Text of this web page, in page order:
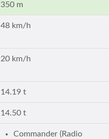
350 m
48 km/h
20 km/h
14.19 t
14.50 t
Commander (Radio